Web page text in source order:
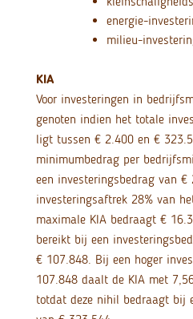
energie-
milieu-
KIA
Voor investeringen in
genoten indien het totale
ligt tussen € 2.400 en €
minimumbedrag per
een investeringsbedrag van €
investeringsaftrek 28% van
maximale KIA bedraagt €
bereikt bij een
€ 107.848. Bij een hoger
107.848 daalt de KIA met
totdat deze nihil bedraagt bij